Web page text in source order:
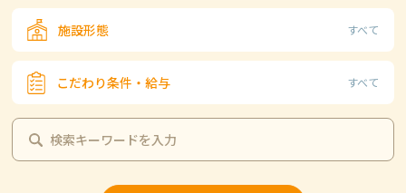
施設形態 すべて
こだわり条件・給与 すべて